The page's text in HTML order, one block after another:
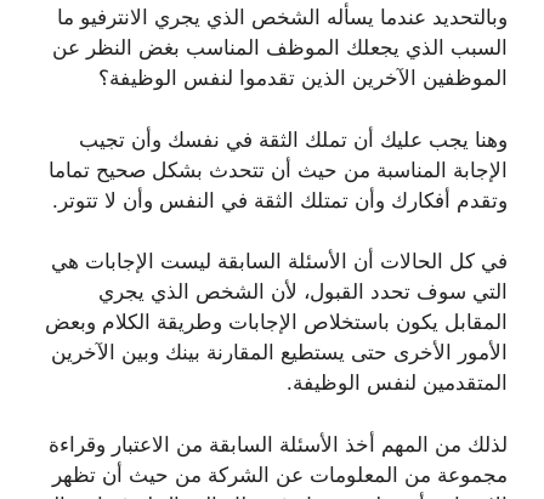
وبالتحديد عندما يسأله الشخص الذي يجري الانترفيو ما
السبب الذي يجعلك الموظف المناسب بغض النظر عن
الموظفين الآخرين الذين تقدموا لنفس الوظيفة؟
وهنا يجب عليك أن تملك الثقة في نفسك وأن تجيب
الإجابة المناسبة من حيث أن تتحدث بشكل صحيح تماما
وتقدم أفكارك وأن تمتلك الثقة في النفس وأن لا تتوتر.
في كل الحالات أن الأسئلة السابقة ليست الإجابات هي
التي سوف تحدد القبول، لأن الشخص الذي يجري
المقابل يكون باستخلاص الإجابات وطريقة الكلام وبعض
الأمور الأخرى حتى يستطيع المقارنة بينك وبين الآخرين
المتقدمين لنفس الوظيفة.
لذلك من المهم أخذ الأسئلة السابقة من الاعتبار وقراءة
مجموعة من المعلومات عن الشركة من حيث أن تظهر